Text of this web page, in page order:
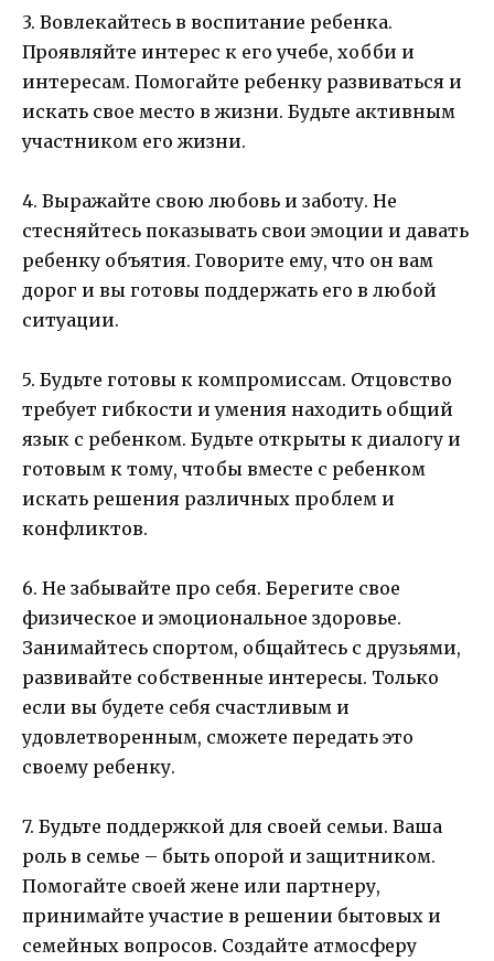
3. Вовлекайтесь в воспитание ребенка.
Проявляйте интерес к его учебе, хобби и
интересам. Помогайте ребенку развиваться и
искать свое место в жизни. Будьте активным
участником его жизни.
4. Выражайте свою любовь и заботу. Не
стесняйтесь показывать свои эмоции и давать
ребенку объятия. Говорите ему, что он вам
дорог и вы готовы поддержать его в любой
ситуации.
5. Будьте готовы к компромиссам. Отцовство
требует гибкости и умения находить общий
язык с ребенком. Будьте открыты к диалогу и
готовым к тому, чтобы вместе с ребенком
искать решения различных проблем и
конфликтов.
6. Не забывайте про себя. Берегите свое
физическое и эмоциональное здоровье.
Занимайтесь спортом, общайтесь с друзьями,
развивайте собственные интересы. Только
если вы будете себя счастливым и
удовлетворенным, сможете передать это
своему ребенку.
7. Будьте поддержкой для своей семьи. Ваша
роль в семье – быть опорой и защитником.
Помогайте своей жене или партнеру,
принимайте участие в решении бытовых и
семейных вопросов. Создайте атмосферу